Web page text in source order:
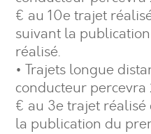
€ au 10e trajet
suivant la
réalisé.
• Trajets longue
conducteur
€ au 3e trajet
la publication du